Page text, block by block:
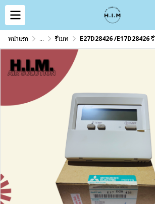
หน้าแรก ... รีโมท E27D28426 /E17D28426 รีโมทแอร์ Mitsubishi Electric รีโมทแอร์มิ